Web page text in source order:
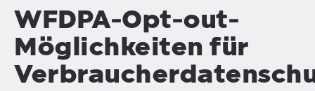
WFDPA-Opt-out-
Möglichkeiten für